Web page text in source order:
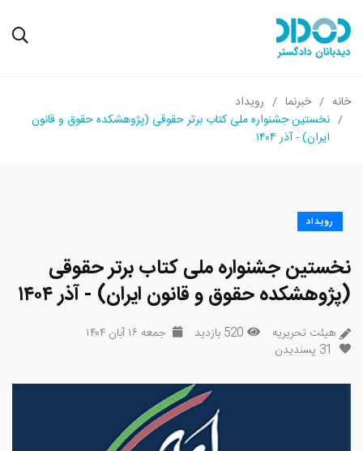
خانه خبرنما
رویداد
نخستین جشنواره ملی کتاب برتر حقوقی (پژوهشکده حقوق و قانون
ایران) - آذر ۱۴۰۴
رویداد
نخستین جشنواره ملی کتاب برتر حقوقی
(پژوهشکده حقوق و قانون ایران) - آذر ۱۴۰۴
هیئت تحریریه 520 بازدید
جمعه ۱۶ آبان ۱۴۰۴
31 پسندیدن